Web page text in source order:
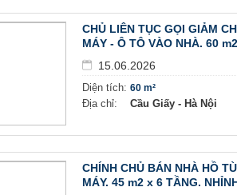
CHỦ LIÊN TỤC GỌI GIẢM
MÁY - Ô TÔ VÀO NHÀ. 60
15.06.2026
Diện tích:
Địa chỉ:
60 m²
Cầu Giấy - Hà Nội
CHÍNH CHỦ BÁN NHÀ HỒ
MÁY. 45 m2 x 6 TẦNG.